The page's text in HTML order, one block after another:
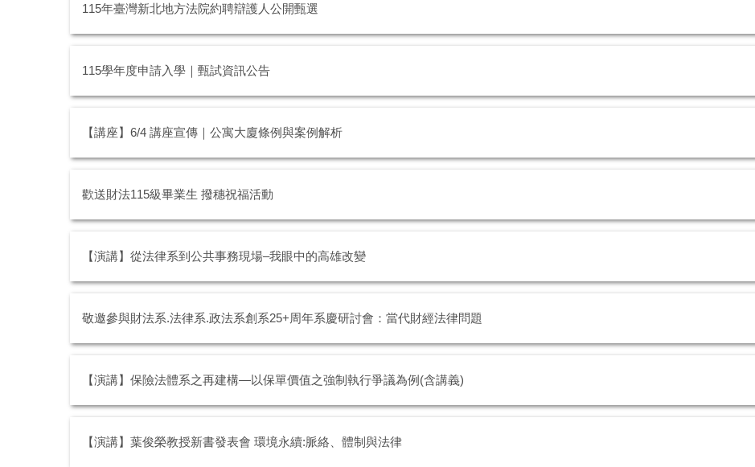
115年臺灣新北地方法院約聘辯護人公開甄選
115學年度申請入學｜甄試資訊公告
【講座】6/4 講座宣傳｜公寓大廈條例與案例解析
歡送財法115級畢業生 撥穗祝福活動
【演講】從法律系到公共事務現場–我眼中的高雄改變
敬邀參與財法系.法律系.政法系創系25+周年系慶研討會：當代財經法律問題
【演講】保險法體系之再建構—以保單價值之強制執行爭議為例(含講義)
【演講】葉俊榮教授新書發表會 環境永續:脈絡、體制與法律